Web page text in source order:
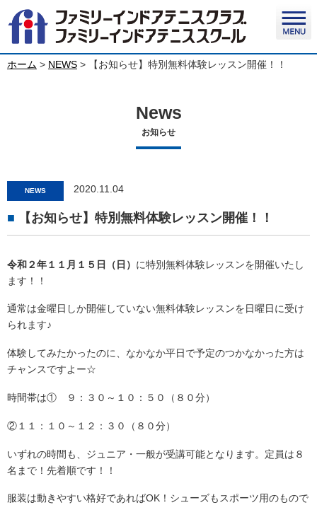
ホーム > NEWS > 【お知らせ】特別無料体験レッスン開催！！
News
お知らせ
NEWS 2020.11.04
【お知らせ】特別無料体験レッスン開催！！
令和２年１１月１５日（日） に特別無料体験レッスンを開催いたし
ます！！
通常は金曜日しか開催していない無料体験レッスンを日曜日に受け
られます♪
体験してみたかったのに、なかなか平日で予定のつかなかった方は
チャンスですよー☆
時間帯は① ９：３０～１０：５０（８０分）
②１１：１０～１２：３０（８０分）
いずれの時間も、ジュニア・一般が受講可能となります。定員は８
名まで！先着順です！！
服装は動きやすい格好であればOK！シューズもスポーツ用のもので